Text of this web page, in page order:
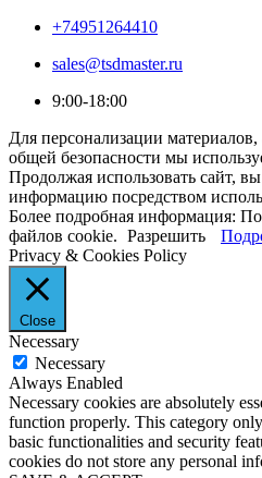
+74951264410
sales@tsdmaster.ru
9:00-18:00
Для персонализации
общей безопасности мы
Продолжая использовать сайт,
информацию посредством
Более подробная информация:
файлов cookie. Разрешить
Privacy & Cookies Policy
Close
Necessary
Necessary
Always Enabled
Necessary cookies are absolutely
function properly. This category
basic functionalities and security
cookies do not store any personal